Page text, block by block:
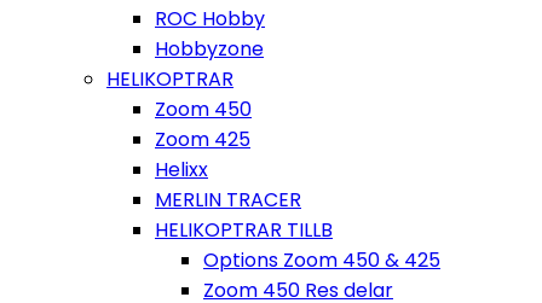
ROC Hobby
Hobbyzone
HELIKOPTRAR
Zoom 450
Zoom 425
Helixx
MERLIN TRACER
HELIKOPTRAR TILLB
Options Zoom 450 & 425
Zoom 450 Res delar